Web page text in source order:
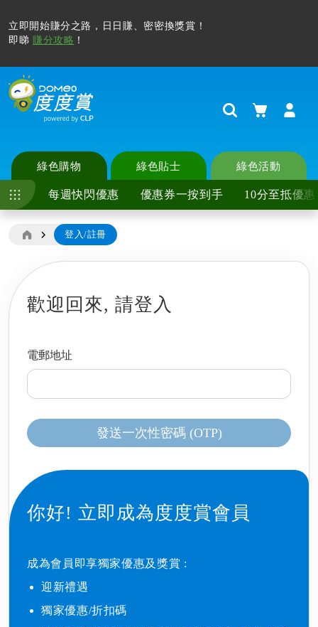
立即開始賺分之路，日日賺、密密換獎賞！
即睇 賺分攻略 ！
Search購物車
綠色購物
每週快閃優惠 優惠券一按到手 10分至抵優惠
綠色貼士 綠色活動
登入/註冊
歡迎回來, 請登入
電郵地址
發送一次性密碼 (OTP)
你好! 立即成為度度賞會員
成為會員即享獨家優惠及獎賞 : ​
迎新禮遇​
獨家優惠/折扣碼​